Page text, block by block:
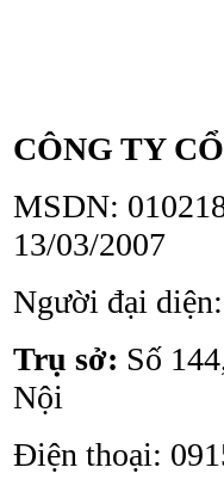
Tủ an toàn sinh học
CÔNG TY
MSDN:
13/03/2007
Người đại
Trụ sở: Số
Nội
Điện thoại: